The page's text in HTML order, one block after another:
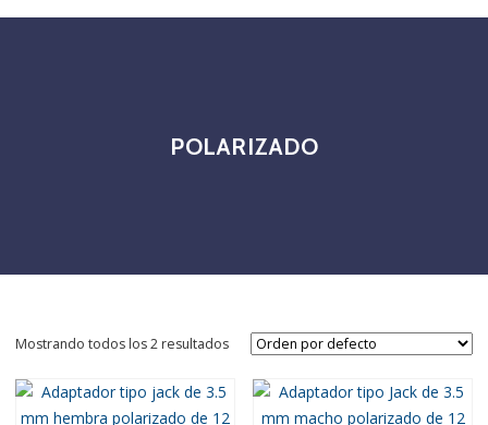
POLARIZADO
Mostrando todos los 2 resultados